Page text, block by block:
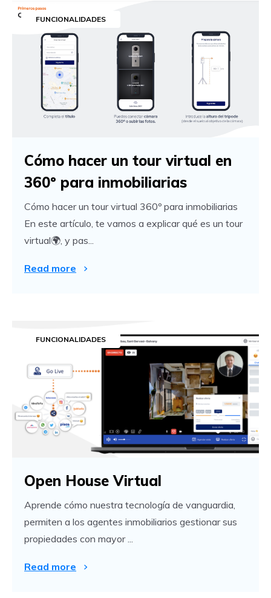
FUNCIONALIDADES
Cómo hacer un tour virtual en
360º para inmobiliarias
Cómo hacer un tour virtual 360º para inmobiliarias
En este artículo, te vamos a explicar qué es un tour
virtual🌍, y pas...
Read more
FUNCIONALIDADES
Open House Virtual
Aprende cómo nuestra tecnología de vanguardia,
permiten a los agentes inmobiliarios gestionar sus
propiedades con mayor ...
Read more